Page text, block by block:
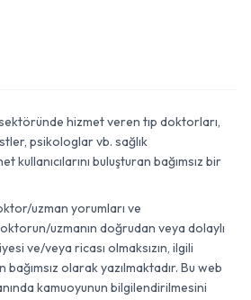
hizmet veren tıp doktorları,
psikologlar vb. sağlık
buluşturan bağımsız bir
uzman yorumları ve
uzmanın doğrudan veya dolaylı
ve/veya ricası olmaksızın, ilgili
olarak yazılmaktadır. Bu web
kamuoyunun bilgilendirilmesini